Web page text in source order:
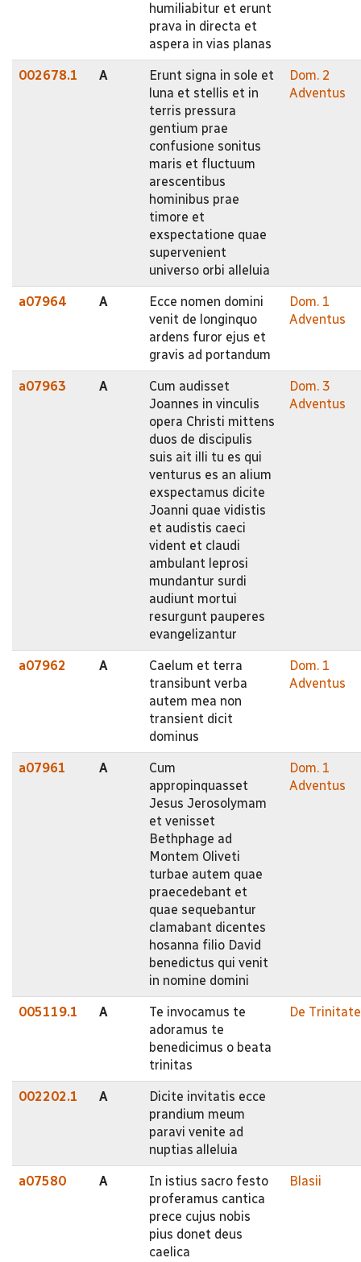
humiliabitur et erunt
prava in directa et
aspera in vias planas
002678.1 A
Erunt signa in sole et
luna et stellis et in
terris pressura
gentium prae
confusione sonitus
maris et fluctuum
arescentibus
hominibus prae
timore et
exspectatione quae
supervenient
universo orbi alleluia
Dom. 2
Adventus
a07964 A
Ecce nomen domini
venit de longinquo
ardens furor ejus et
gravis ad portandum
Dom. 1
Adventus
a07963 A
Cum audisset
Joannes in vinculis
opera Christi mittens
duos de discipulis
suis ait illi tu es qui
venturus es an alium
exspectamus dicite
Joanni quae vidistis
et audistis caeci
vident et claudi
ambulant leprosi
mundantur surdi
audiunt mortui
resurgunt pauperes
evangelizantur
Dom. 3
Adventus
a07962 A
Caelum et terra
transibunt verba
autem mea non
transient dicit
dominus
Dom. 1
Adventus
a07961 A
Cum
appropinquasset
Jesus Jerosolymam
et venisset
Bethphage ad
Montem Oliveti
turbae autem quae
praecedebant et
quae sequebantur
clamabant dicentes
hosanna filio David
benedictus qui venit
in nomine domini
Dom. 1
Adventus
005119.1 A
Te invocamus te
adoramus te
benedicimus o beata
trinitas
De Trinitate
002202.1 A
Dicite invitatis ecce
prandium meum
paravi venite ad
nuptias alleluia
a07580 A
In istius sacro festo
proferamus cantica
prece cujus nobis
pius donet deus
caelica
Blasii